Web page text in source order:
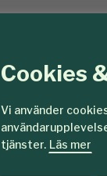
Cookies
Vi använder
tjänster. Läs mer